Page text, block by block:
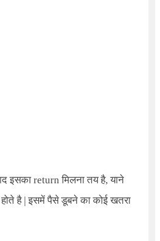
इसका return मिलना तय है, याने
है | इसमें पैसे डूबने का कोई खतरा